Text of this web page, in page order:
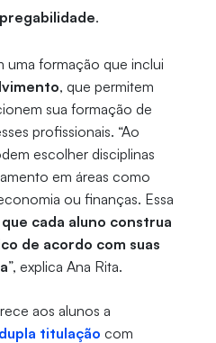
.
uma formação que inclui
, que permitem
sua formação de
profissionais. “Ao
escolher disciplinas
em áreas como
ou finanças. Essa
cada aluno construa
de acordo com suas
”, explica Ana Rita.
aos alunos a
dupla titulação com